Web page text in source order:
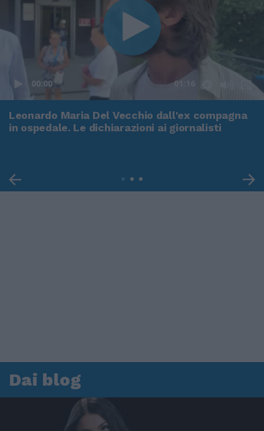
00:00 01:16
Leonardo Maria Del Vecchio dall'ex compagna
in ospedale. Le dichiarazioni ai giornalisti
Dai blog